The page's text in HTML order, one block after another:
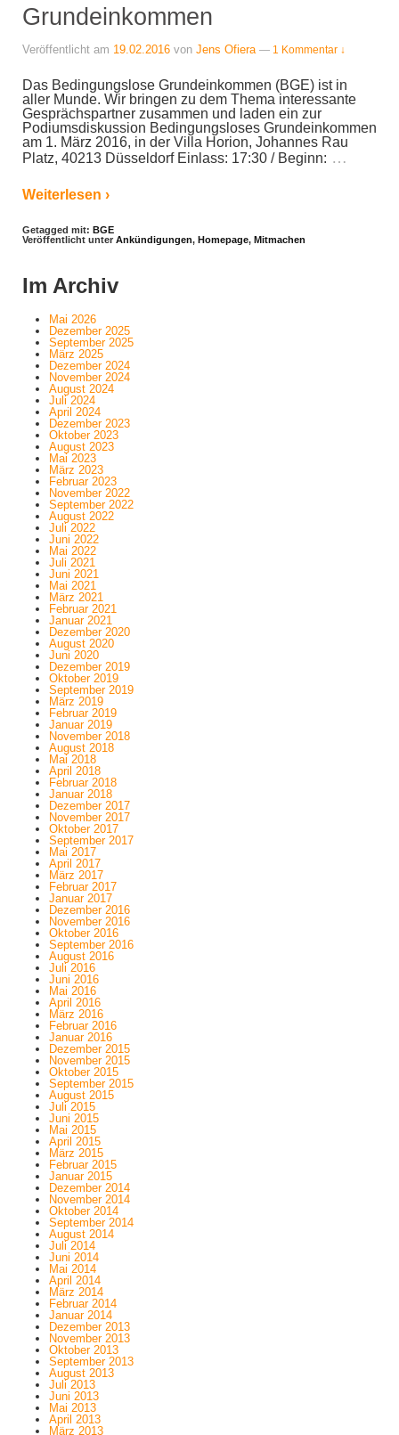
Grundeinkommen
Veröffentlicht am 19.02.2016 von Jens Ofiera — 1 Kommentar ↓
Das Bedingungslose Grundeinkommen (BGE) ist in
aller Munde. Wir bringen zu dem Thema interessante
Gesprächspartner zusammen und laden ein zur
Podiumsdiskussion Bedingungsloses Grundeinkommen
am 1. März 2016, in der Villa Horion, Johannes Rau
Platz, 40213 Düsseldorf Einlass: 17:30 / Beginn: …
Weiterlesen ›
Getagged mit: BGE
Veröffentlicht unter Ankündigungen, Homepage, Mitmachen
Im Archiv
Mai 2026
Dezember 2025
September 2025
März 2025
Dezember 2024
November 2024
August 2024
Juli 2024
April 2024
Dezember 2023
Oktober 2023
August 2023
Mai 2023
März 2023
Februar 2023
November 2022
September 2022
August 2022
Juli 2022
Juni 2022
Mai 2022
Juli 2021
Juni 2021
Mai 2021
März 2021
Februar 2021
Januar 2021
Dezember 2020
August 2020
Juni 2020
Dezember 2019
Oktober 2019
September 2019
März 2019
Februar 2019
Januar 2019
November 2018
August 2018
Mai 2018
April 2018
Februar 2018
Januar 2018
Dezember 2017
November 2017
Oktober 2017
September 2017
Mai 2017
April 2017
März 2017
Februar 2017
Januar 2017
Dezember 2016
November 2016
Oktober 2016
September 2016
August 2016
Juli 2016
Juni 2016
Mai 2016
April 2016
März 2016
Februar 2016
Januar 2016
Dezember 2015
November 2015
Oktober 2015
September 2015
August 2015
Juli 2015
Juni 2015
Mai 2015
April 2015
März 2015
Februar 2015
Januar 2015
Dezember 2014
November 2014
Oktober 2014
September 2014
August 2014
Juli 2014
Juni 2014
Mai 2014
April 2014
März 2014
Februar 2014
Januar 2014
Dezember 2013
November 2013
Oktober 2013
September 2013
August 2013
Juli 2013
Juni 2013
Mai 2013
April 2013
März 2013